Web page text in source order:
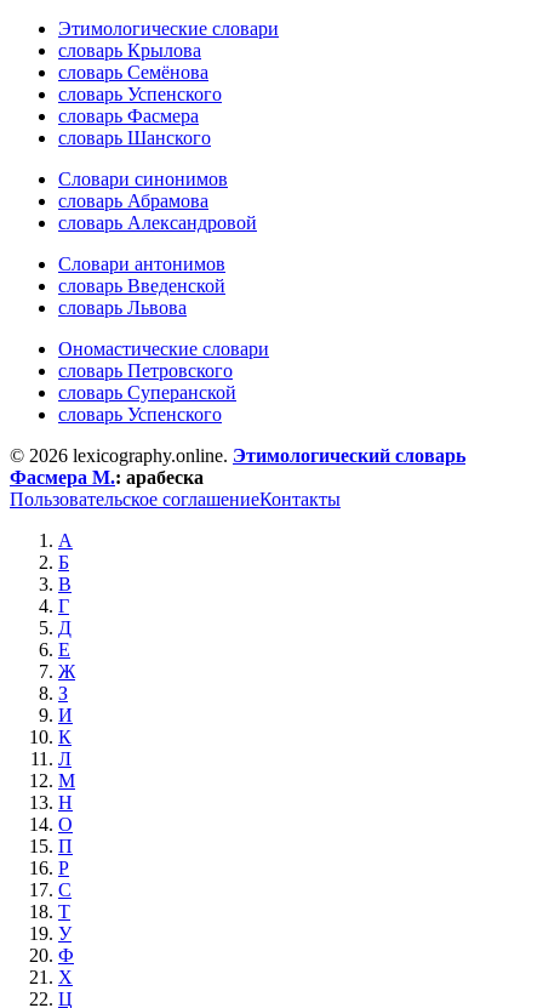
Этимологические словари
словарь Крылова
словарь Семёнова
словарь Успенского
словарь Фасмера
словарь Шанского
Словари синонимов
словарь Абрамова
словарь Александровой
Словари антонимов
словарь Введенской
словарь Львова
Ономастические словари
словарь Петровского
словарь Суперанской
словарь Успенского
© 2026 lexicography.online. Этимологический словарь
Фасмера М.: арабеска
Пользовательское соглашениеКонтакты
А
Б
В
Г
Д
Е
Ж
З
И
К
Л
М
Н
О
П
Р
С
Т
У
Ф
Х
Ц